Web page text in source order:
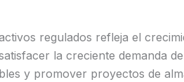
regulados refleja el
la creciente demanda
y promover proyectos de